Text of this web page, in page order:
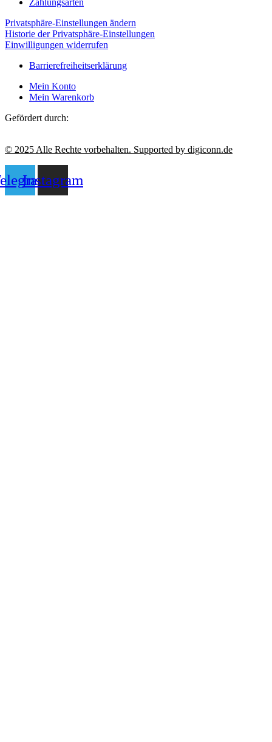
Privatsphäre-Einstellungen ändern
Historie der Privatsphäre-Einstellungen
Einwilligungen widerrufen
Barrierefreiheitserklärung
Mein Konto
Mein Warenkorb
Gefördert durch:
© 2025 Alle Rechte vorbehalten. Supported by digiconn.de
Instagram